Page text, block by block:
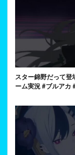
スター錦野だって
ーム実況 #ブルアカ